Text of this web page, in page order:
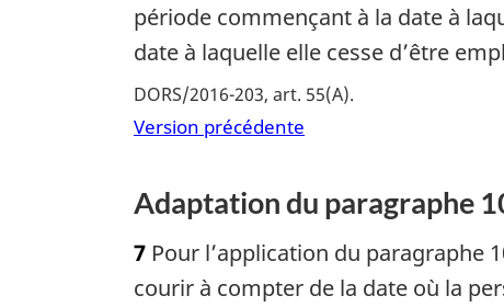
période commençant à la date à
date à laquelle elle cesse d’être
DORS/2016-203, art. 55(A)
Version précédente
Adaptation du paragraphe
7 Pour l’application du paragraphe
courir à compter de la date où la